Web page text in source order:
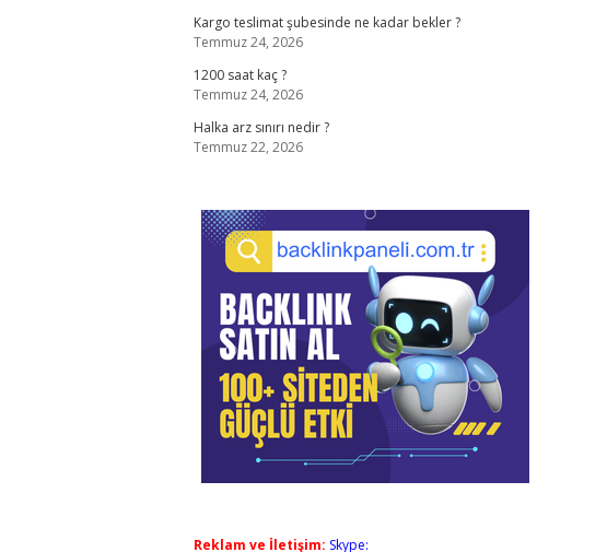
Kargo teslimat şubesinde ne kadar bekler ?
Temmuz 24, 2026
1200 saat kaç ?
Temmuz 24, 2026
Halka arz sınırı nedir ?
Temmuz 22, 2026
Reklam ve İletişim: Skype: